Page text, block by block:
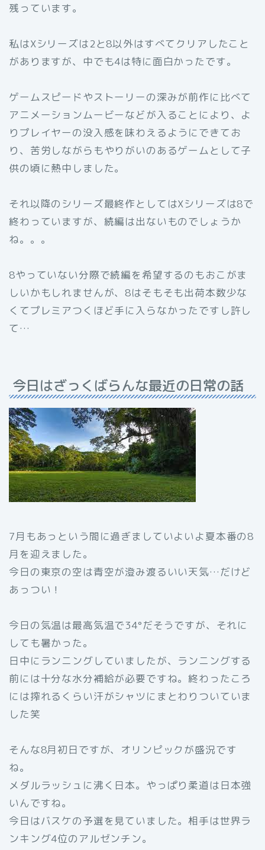
残っています。
私はXシリーズは2と8以外はすべてクリアしたこと
がありますが、中でも4は特に面白かったです。
ゲームスピードやストーリーの深みが前作に比べて
アニメーションムービーなどが入ることにより、よ
りプレイヤーの没入感を味わえるようにできてお
り、苦労しながらもやりがいのあるゲームとして子
供の頃に熱中しました。
それ以降のシリーズ最終作としてはXシリーズは8で
終わっていますが、続編は出ないものでしょうか
ね。。。
8やっていない分際で続編を希望するのもおこがま
しいかもしれませんが、8はそもそも出荷本数少な
くてプレミアつくほど手に入らなかったですし許し
て…
今日はざっくばらんな最近の日常の話
7月もあっという間に過ぎましていよいよ夏本番の8
月を迎えました。
今日の東京の空は青空が澄み渡るいい天気…だけど
あっつい！
今日の気温は最高気温で34°だそうですが、それに
しても暑かった。
日中にランニングしていましたが、ランニングする
前には十分な水分補給が必要ですね。終わったころ
には搾れるくらい汗がシャツにまとわりついていま
した笑
そんな8月初日ですが、オリンピックが盛況です
ね。
メダルラッシュに沸く日本。やっぱり柔道は日本強
いんですね。
今日はバスケの予選を見ていました。相手は世界ラ
ンキング4位のアルゼンチン。